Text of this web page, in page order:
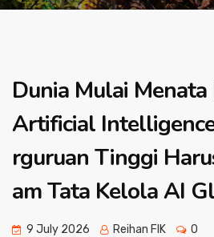
Dunia Mulai Menata
Artificial
rguruan Tinggi
am Tata Kelola AI
9 July 2026 Reihan FIK 0